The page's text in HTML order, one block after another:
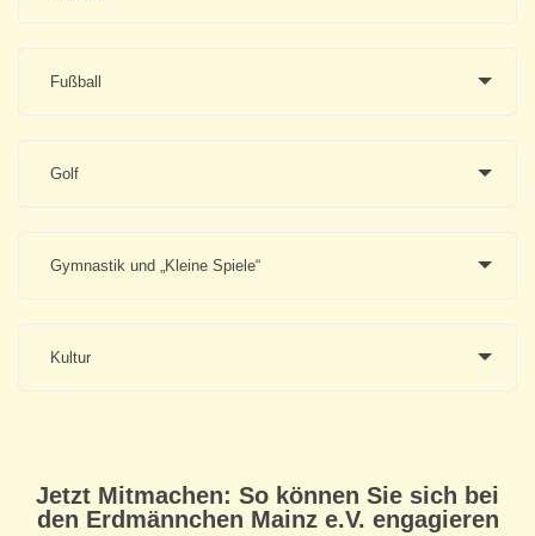
Fußball
Golf
Gymnastik und „Kleine Spiele“
Kultur
Jetzt Mitmachen: So können Sie sich bei
den Erdmännchen Mainz e.V. engagieren